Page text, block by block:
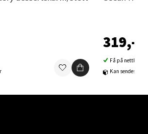
319,-
Få på nettlager
Kan sendes til
Sortland Storsenter
Sortland